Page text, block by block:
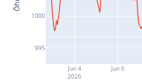
Jun 4
2026
Jun 6
995
1000